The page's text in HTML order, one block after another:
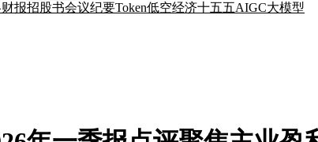
财报招股书会议纪要Token低空经济十五五AIGC大模型